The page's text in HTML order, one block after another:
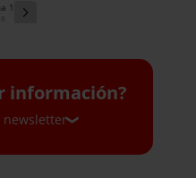
1
información?
newsletter